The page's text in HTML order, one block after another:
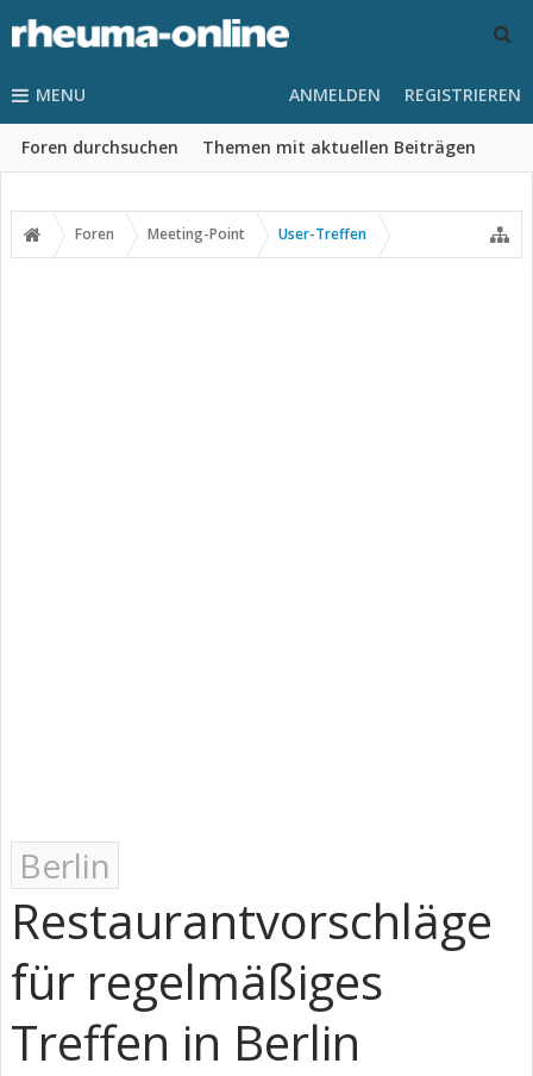
MENU
Foren durchsuchen Themen mit aktuellen Beiträgen
ANMELDEN REGISTRIEREN
Foren Meeting-Point User-Treffen
Berlin
Restaurantvorschläge
für regelmäßiges
Treffen in Berlin